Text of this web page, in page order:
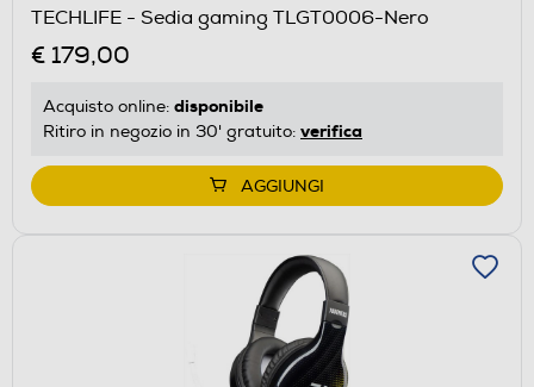
TECHLIFE - Sedia gaming TLGT0006-Nero
€ 179,00
Acquisto online: disponibile
Ritiro in negozio in 30' gratuito: verifica
AGGIUNGI